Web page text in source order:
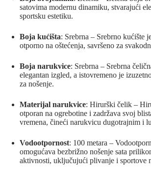
satovima modernu dinamiku, stvarajući
sportsku estetiku.
Boja kućišta: Srebrna – Srebrno kućište
otporno na oštećenja, savršeno za
Boja narukvice: Srebrna – Srebrna
elegantan izgled, a istovremeno je
za nošenje.
Materijal narukvice: Hirurški čelik –
otporan na ogrebotine i zadržava svoj
vremena, čineći narukvicu dugotrajnim i
Vodootpornost: 100 metara –
omogućava bezbrižno nošenje sata
aktivnosti, uključujući plivanje i sportove